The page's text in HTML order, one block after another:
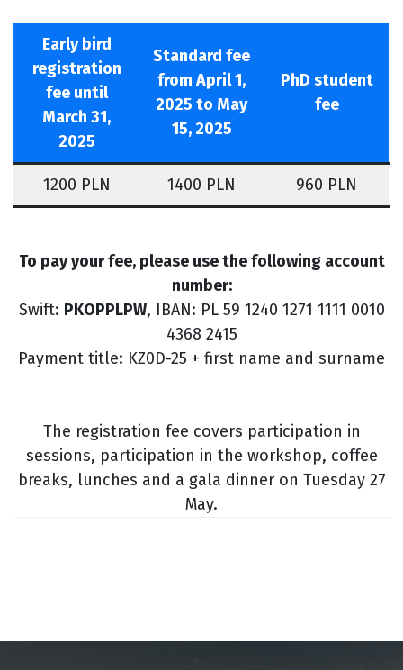
Early bird
registration
fee until
March 31,
2025
Standard fee
from April 1,
2025 to May
15, 2025
PhD student
fee
1200 PLN 1400 PLN 960 PLN
To pay your fee, please use the following account
number:
Swift: PKOPPLPW, IBAN: PL 59 1240 1271 1111 0010
4368 2415
Payment title: KZ0D-25 + first name and surname
The registration fee covers participation in
sessions, participation in the workshop, coffee
breaks, lunches and a gala dinner on Tuesday 27
May.